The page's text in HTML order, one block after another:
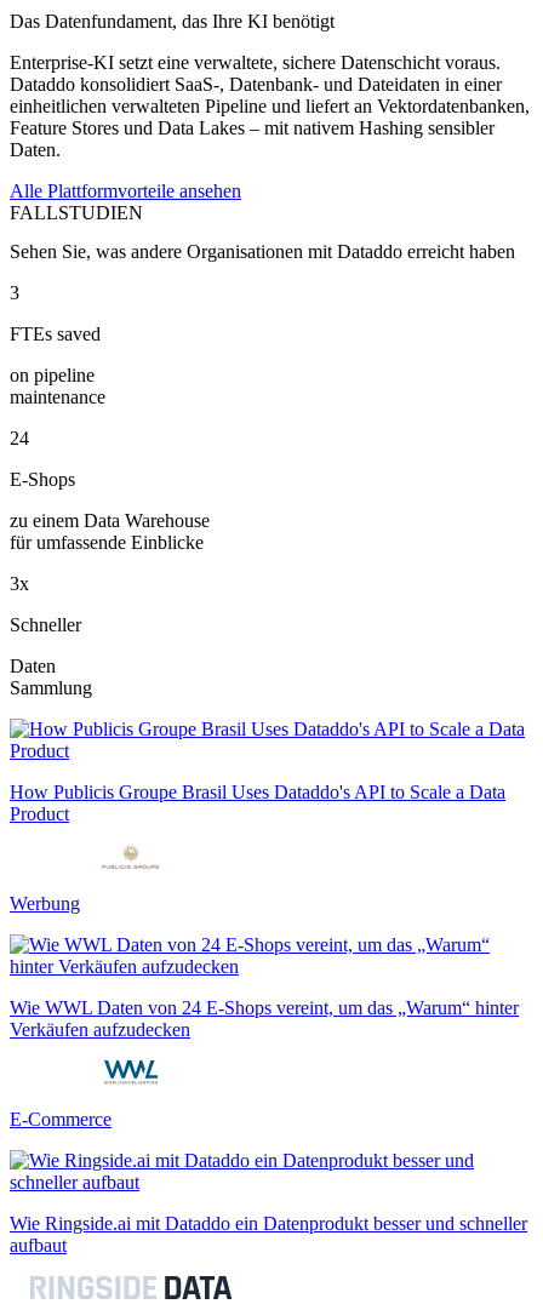
Das Datenfundament, das Ihre KI benötigt
Enterprise-KI setzt eine verwaltete, sichere Datenschicht voraus.
Dataddo konsolidiert SaaS-, Datenbank- und Dateidaten in einer
einheitlichen verwalteten Pipeline und liefert an Vektordatenbanken,
Feature Stores und Data Lakes – mit nativem Hashing sensibler
Daten.
Alle Plattformvorteile ansehen
FALLSTUDIEN
Sehen Sie, was andere Organisationen mit Dataddo erreicht haben
3
FTEs saved
on pipeline
maintenance
24
E-Shops
zu einem Data Warehouse
für umfassende Einblicke
3x
Schneller
Daten
Sammlung
How Publicis Groupe Brasil Uses Dataddo's API to Scale a Data
Product
Werbung
Wie WWL Daten von 24 E-Shops vereint, um das „Warum“ hinter
Verkäufen aufzudecken
E-Commerce
Wie Ringside.ai mit Dataddo ein Datenprodukt besser und schneller
aufbaut